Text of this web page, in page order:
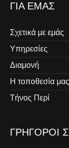
ΓΙΑ ΕΜΆΣ
Σχετικά με εμάς
Υπηρεσίες
Διαμονή
Η τοποθεσία μας
Τήνος Περί
ΓΡΉΓΟΡΟΙ